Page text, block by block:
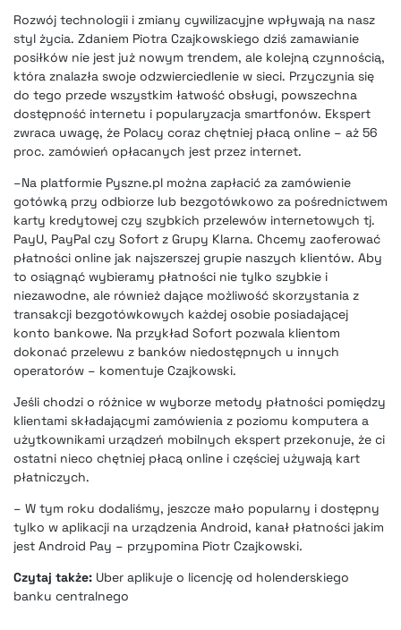
Rozwój technologii i zmiany cywilizacyjne wpływają na nasz
styl życia. Zdaniem Piotra Czajkowskiego dziś zamawianie
posiłków nie jest już nowym trendem, ale kolejną czynnością,
która znalazła swoje odzwierciedlenie w sieci. Przyczynia się
do tego przede wszystkim łatwość obsługi, powszechna
dostępność internetu i popularyzacja smartfonów. Ekspert
zwraca uwagę, że Polacy coraz chętniej płacą online – aż 56
proc. zamówień opłacanych jest przez internet.
–Na platformie Pyszne.pl można zapłacić za zamówienie
gotówką przy odbiorze lub bezgotówkowo za pośrednictwem
karty kredytowej czy szybkich przelewów internetowych tj.
PayU, PayPal czy Sofort z Grupy Klarna. Chcemy zaoferować
płatności online jak najszerszej grupie naszych klientów. Aby
to osiągnąć wybieramy płatności nie tylko szybkie i
niezawodne, ale również dające możliwość skorzystania z
transakcji bezgotówkowych każdej osobie posiadającej
konto bankowe. Na przykład Sofort pozwala klientom
dokonać przelewu z banków niedostępnych u innych
operatorów – komentuje Czajkowski.
Jeśli chodzi o różnice w wyborze metody płatności pomiędzy
klientami składającymi zamówienia z poziomu komputera a
użytkownikami urządzeń mobilnych ekspert przekonuje, że ci
ostatni nieco chętniej płacą online i częściej używają kart
płatniczych.
– W tym roku dodaliśmy, jeszcze mało popularny i dostępny
tylko w aplikacji na urządzenia Android, kanał płatności jakim
jest Android Pay – przypomina Piotr Czajkowski.
Czytaj także: Uber aplikuje o licencję od holenderskiego
banku centralnego